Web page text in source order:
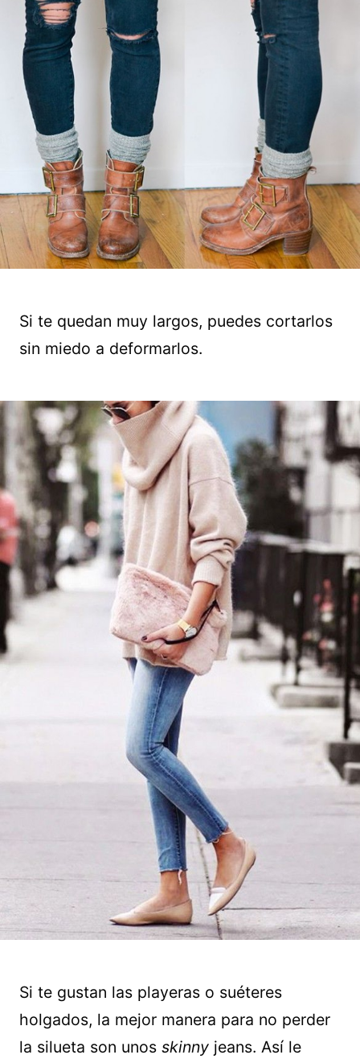
Si te quedan muy largos, puedes cortarlos
sin miedo a deformarlos.
Si te gustan las playeras o suéteres
holgados, la mejor manera para no perder
la silueta son unos skinny jeans. Así le